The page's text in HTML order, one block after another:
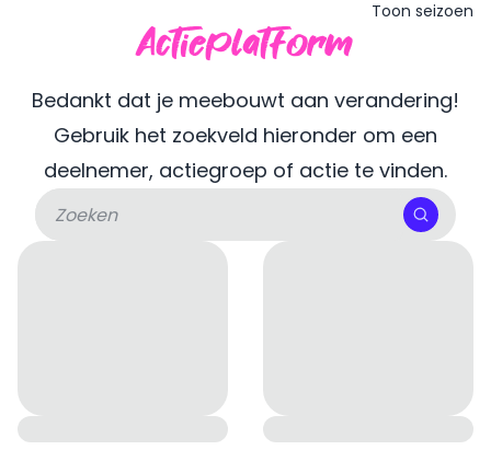
Toon seizoen
Actieplatform
Bedankt dat je meebouwt aan verandering!
Gebruik het zoekveld hieronder om een
deelnemer, actiegroep of actie te vinden.